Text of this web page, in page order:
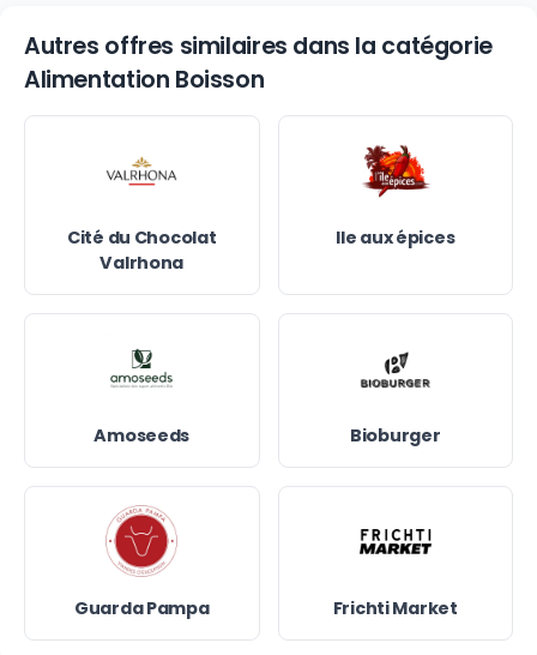
Autres offres similaires dans la catégorie
Alimentation Boisson
Cité du Chocolat
Valrhona
Ile aux épices
Amoseeds Bioburger
Guarda Pampa Frichti Market